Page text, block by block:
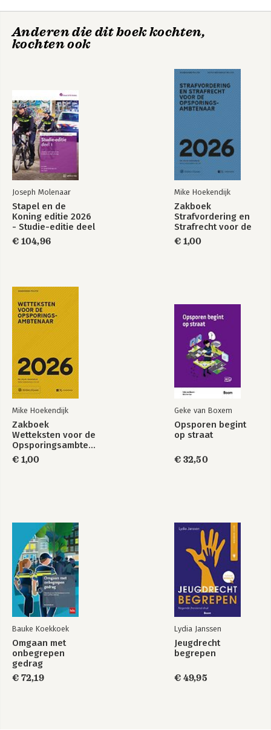
Boa HTV wet- en
(geen Smart-e-
learning)
Bekijk alle boeken
Anderen die dit boek kochten,
kochten ook
Joseph Molenaar
Stapel en de
Koning editie 2026
- Studie-editie deel
1
€ 104,96
Mike Hoekendijk
Zakboek
Strafvordering en
Strafrecht voor de
Opsporingsambtenaar
2026 - ALLEEN
€ 1,00
Mike Hoekendijk
Zakboek
Wetteksten voor de
Opsporingsambtenaar
2026 - ALLEEN
VOOR POLITIE
€ 1,00
Geke van Boxem
Opsporen begint
op straat
€ 32,50
Bauke Koekkoek
Omgaan met
onbegrepen
gedrag
€ 72,19
Lydia Janssen
Jeugdrecht
begrepen
€ 49,95